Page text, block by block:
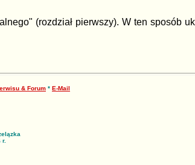
(rozdział pierwszy). W ten sposób
& Forum * E-Mail
r.